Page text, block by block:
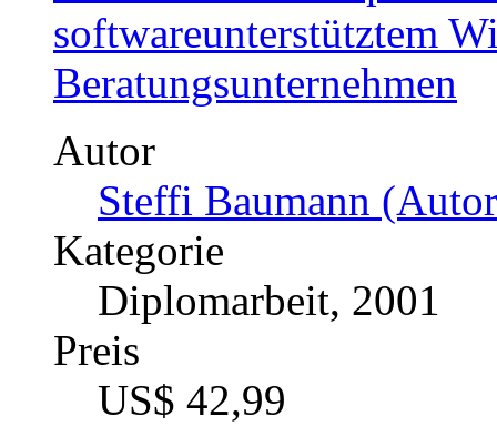
softwareunterstütztem
Beratungsunternehmen
Autor
Steffi Baumann
Kategorie
Diplomarbeit, 2001
Preis
US$ 42,99